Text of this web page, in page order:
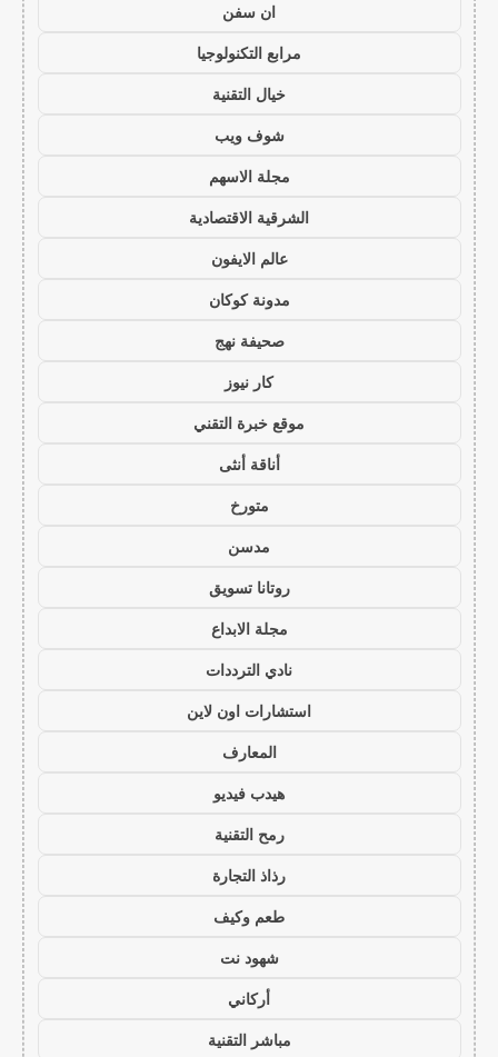
ان سفن
مرابع التكنولوجيا
خيال التقنية
شوف ويب
مجلة الاسهم
الشرقية الاقتصادية
عالم الايفون
مدونة كوكان
صحيفة نهج
كار نيوز
موقع خبرة التقني
أناقة أنثى
متورخ
مدسن
روتانا تسويق
مجلة الابداع
نادي الترددات
استشارات اون لاين
المعارف
هيدب فيديو
رمح التقنية
رذاذ التجارة
طعم وكيف
شهود نت
أركاني
مباشر التقنية